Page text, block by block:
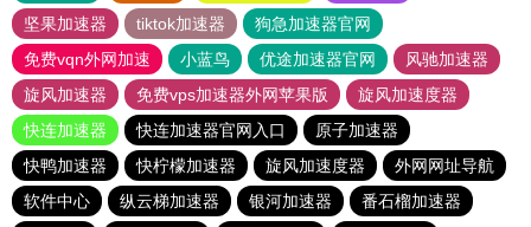
坚果加速器
tiktok加速器
狗急加速器官网
免费vqn外网加速
小蓝鸟 优途加速器官网
风驰加速器
旋风加速器
免费vps加速器外网苹果版
旋风加速度器
快连加速器
快连加速器官网入口
原子加速器
快鸭加速器
快柠檬加速器 旋风加速度器
外网网址导航
软件中心
纵云梯加速器 银河加速器 番石榴加速器